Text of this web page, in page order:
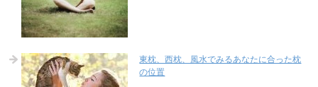
東枕、西枕、風水でみるあなたに合った枕
の位置